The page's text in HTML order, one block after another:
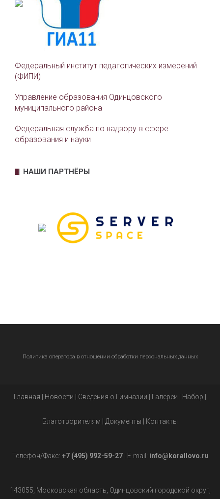
Федеральный институт педагогических измерений
(ФИПИ)
Управление образования Одинцовского
муниципального района
Федеральная служба по надзору в сфере
образования и науки
| | Сведения о Гимназии | Галереи | Набор |
Благотворителям | Документы |
Телефон/Факс: +7 (495) 992-59-27 | E-mail: info@korallovo.ru
143055, Московская область, Одинцовский городской округ,